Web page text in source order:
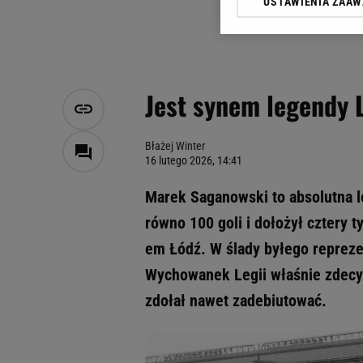
Jest synem legendy
Błażej Winter
16 lutego 2026, 14:41
Marek Saganowski to absolutna
równo 100 goli i dołożył cztery
em Łódź. W ślady byłego
Wychowanek Legii właśnie
zdołał nawet zadebiutować.
Klikając „Akceptuję”
Zaufanych Partnerów i
My, nasi Zaufani
Użycie dokładnych
badnie odbiorców i